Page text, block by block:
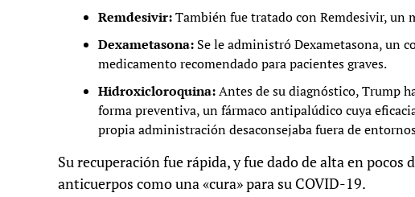
Remdesivir:También fue tratado con Remdesivir, un
Dexametasona: Se le administró Dexametasona, un
medicamento recomendado para pacientes graves.
Hidroxicloroquina:Antes de su diagnóstico, Trump
forma preventiva, un fármaco antipalúdico cuya
propia administración desaconsejaba fuera de
Su recuperación fue rápida, y fue dado de alta en pocos
anticuerpos como una «cura» para su COVID-19.